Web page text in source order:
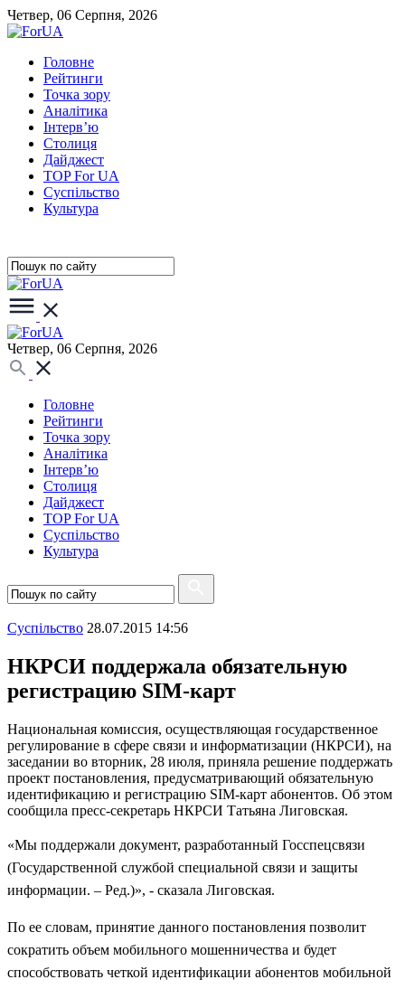
Четвер, 06 Серпня, 2026
Головне
Рейтинги
Точка зору
Аналітика
Інтерв’ю
Столиця
Дайджест
TOP For UA
Суспiльство
Культура
Четвер, 06 Серпня, 2026
Головне
Рейтинги
Точка зору
Аналітика
Інтерв’ю
Столиця
Дайджест
TOP For UA
Суспiльство
Культура
Суспiльство 28.07.2015 14:56
НКРСИ поддержала обязательную
регистрацию SIM-карт
Национальная комиссия, осуществляющая государственное
регулирование в сфере связи и информатизации (НКРСИ), на
заседании во вторник, 28 июля, приняла решение поддержать
проект постановления, предусматривающий обязательную
идентификацию и регистрацию SIM-карт абонентов. Об этом
сообщила пресс-секретарь НКРСИ Татьяна Лиговская.
«Мы поддержали документ, разработанный Госспецсвязи
(Государственной службой специальной связи и защиты
информации. – Ред.)», - сказала Лиговская.
По ее словам, принятие данного постановления позволит
сократить объем мобильного мошенничества и будет
способствовать четкой идентификации абонентов мобильной